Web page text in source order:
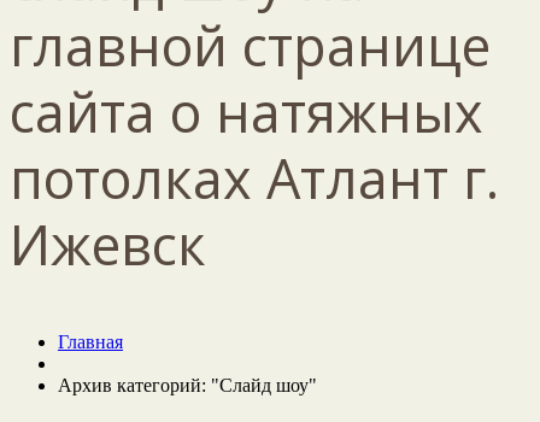
главной странице
сайта о натяжных
потолках Атлант г.
Ижевск
Главная
Архив категорий: "Слайд шоу"